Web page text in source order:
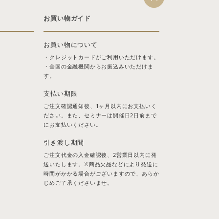
お買い物ガイド
お買い物について
・クレジットカードがご利用いただけます。
・全国の金融機関からお振込みいただけま
す。
支払い期限
ご注文確認通知後、1ヶ月以内にお支払いく
ださい。また、セミナーは開催日2日前まで
にお支払いください。
引き渡し期間
ご注文代金の入金確認後、2営業日以内に発
送いたします。※商品欠品などにより発送に
時間がかかる場合がございますので、あらか
じめご了承くださいませ。